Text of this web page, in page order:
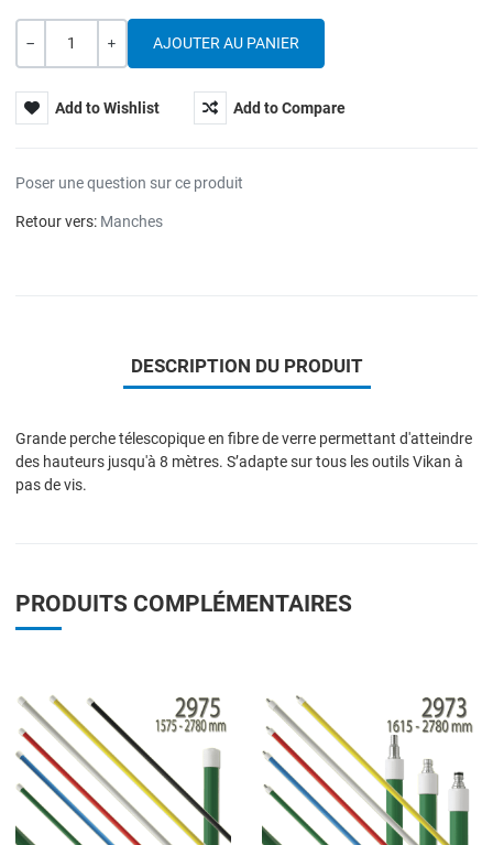
Quantité
Add to Wishlist Add to Compare
Poser une question sur ce produit
Retour vers: Manches
DESCRIPTION DU PRODUIT
Grande perche télescopique en fibre de verre permettant d'atteindre
des hauteurs jusqu'à 8 mètres. S’adapte sur tous les outils Vikan à
pas de vis.
PRODUITS COMPLÉMENTAIRES
Add to Wishlist
Add to Compare
Quick View